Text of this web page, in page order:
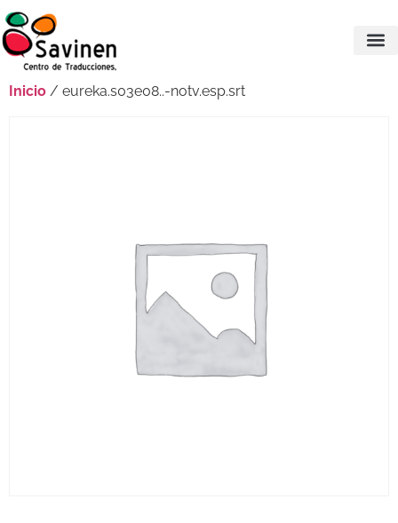
Inicio / eureka.s03e08..-notv.esp.srt